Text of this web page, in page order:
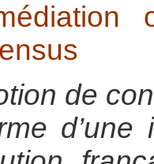
de
d’une